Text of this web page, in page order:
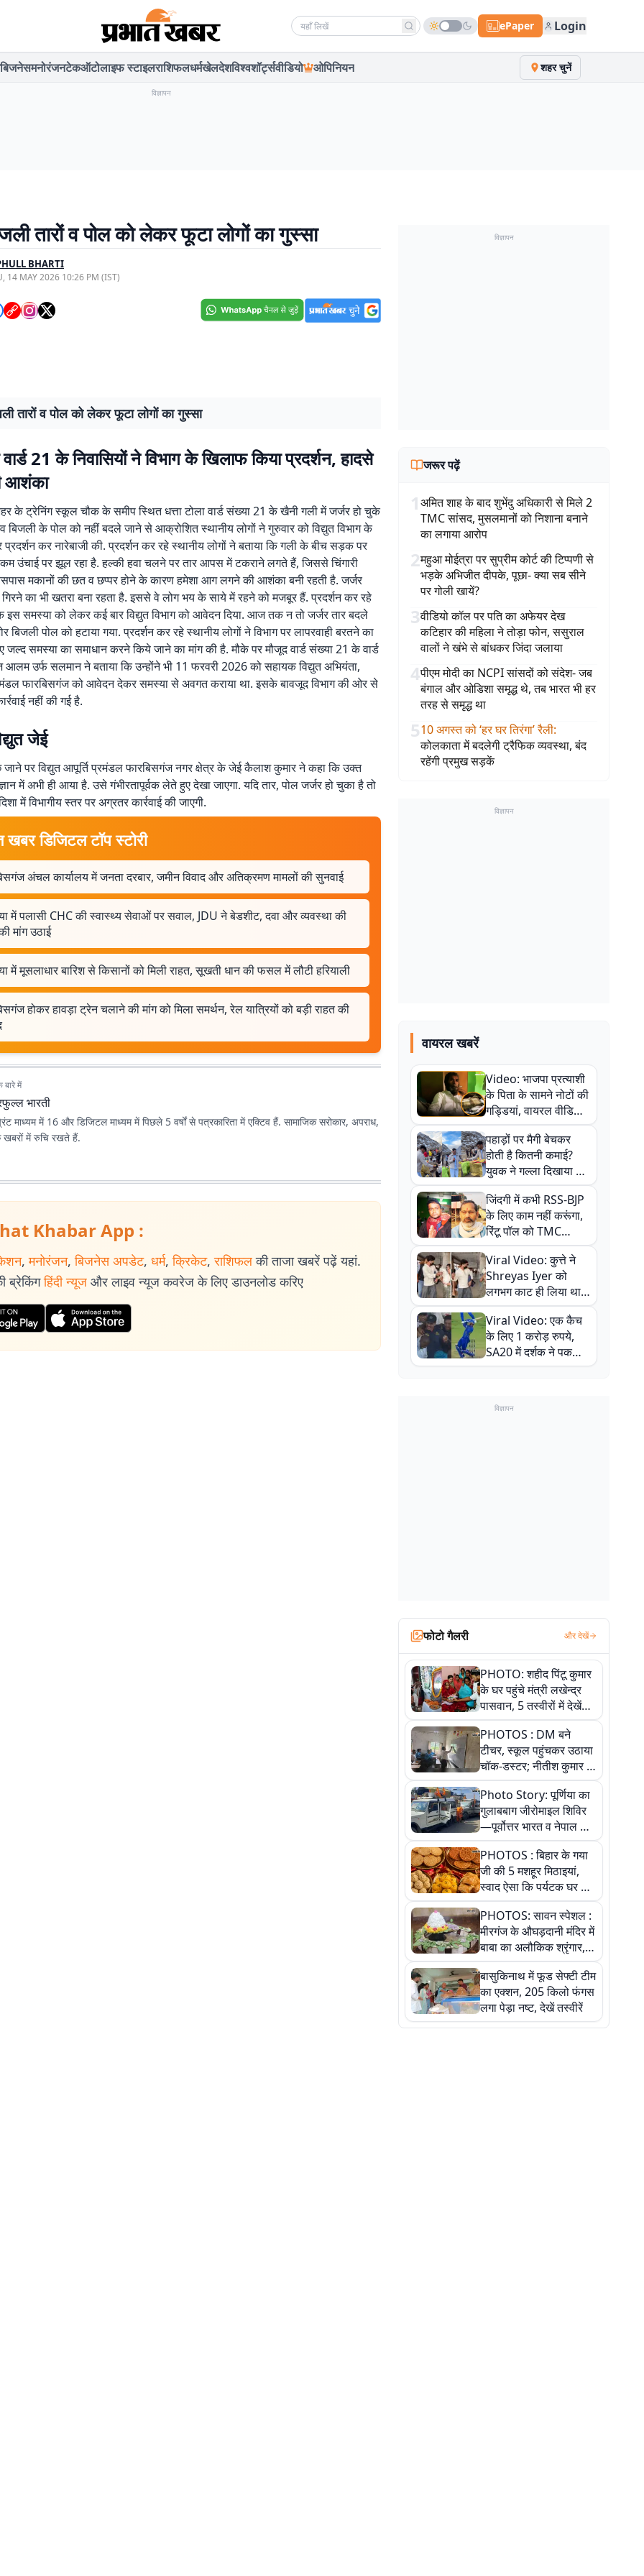
Search news ePaper Login
बिजनेसमनोरंजनटेकऑटोलाइफ स्टाइलराशिफलधर्मखेलदेशविश्वशॉर्ट्सवीडियो ओपिनियन शहर चुनें
विज्ञापन
तारों व पोल को लेकर फूटा लोगों का गुस्सा
BHARTI
14 MAY 2026 10:26 PM (IST)
तारों व पोल को लेकर फूटा लोगों का गुस्सा
वार्ड 21 के निवासियों ने विभाग के खिलाफ किया प्रदर्शन, हादसे
आशंका
के ट्रेनिंग स्कूल चौक के समीप स्थित धत्ता टोला वार्ड संख्या 21 के खैनी गली में जर्जर हो चुके
बिजली के पोल को नहीं बदले जाने से आक्रोशित स्थानीय लोगों ने गुरुवार को विद्युत विभाग के
कर नारेबाजी की. प्रदर्शन कर रहे स्थानीय लोगों ने बताया कि गली के बीच सड़क पर
उंचाई पर झूल रहा है. हल्की हवा चलने पर तार आपस में टकराने लगते हैं, जिससे चिंगारी
मकानों की छत व छप्पर होने के कारण हमेशा आग लगने की आशंका बनी रहती है. जर्जर
का भी खतरा बना रहता है. इससे वे लोग भय के साये में रहने को मजबूर हैं. प्रदर्शन कर रहे
इस समस्या को लेकर कई बार विद्युत विभाग को आवेदन दिया. आज तक न तो जर्जर तार बदले
बिजली पोल को हटाया गया. प्रदर्शन कर रहे स्थानीय लोगों ने विभाग पर लापरवाही बरतने का
जल्द समस्या का समाधान करने किये जाने का मांग की है. मौके पर मौजूद वार्ड संख्या 21 के वार्ड
आलम उर्फ सलमान ने बताया कि उन्होंने भी 11 फरवरी 2026 को सहायक विद्युत अभियंता,
फारबिसगंज को आवेदन देकर समस्या से अवगत कराया था. इसके बावजूद विभाग की ओर से
नहीं की गई है.
जेई
पर विद्युत आपूर्ति प्रमंडल फारबिसगंज नगर क्षेत्र के जेई कैलाश कुमार ने कहा कि उक्त
में अभी ही आया है. उसे गंभीरतापूर्वक लेते हुए देखा जाएगा. यदि तार, पोल जर्जर हो चुका है तो
में विभागीय स्तर पर अग्रतर कार्रवाई की जाएगी.
खबर डिजिटल टॉप स्टोरी
अंचल कार्यालय में जनता दरबार, जमीन विवाद और अतिक्रमण मामलों की सुनवाई
में पलासी CHC की स्वास्थ्य सेवाओं पर सवाल, JDU ने बेडशीट, दवा और व्यवस्था की
मांग उठाई
में मूसलाधार बारिश से किसानों को मिली राहत, सूखती धान की फसल में लौटी हरियाली
होकर हावड़ा ट्रेन चलाने की मांग को मिला समर्थन, रेल यात्रियों को बड़ी राहत की
में
भारती
माध्यम में 16 और डिजिटल माध्यम में पिछले 5 वर्षों से पत्रकारिता में एक्टिव हैं. सामाजिक सरोकार, अपराध,
खबरों में रुचि रखते हैं.
Khabar App :
, मनोरंजन, बिजनेस अपडेट, धर्म, क्रिकेट, राशिफल की ताजा खबरें पढ़ें यहां.
ब्रेकिंग हिंदी न्यूज और लाइव न्यूज कवरेज के लिए डाउनलोड करिए
विज्ञापन
जरूर पढ़ें
1अमित शाह के बाद शुभेंदु अधिकारी से मिले 2
TMC सांसद, मुसलमानों को निशाना बनाने
का लगाया आरोप
2महुआ मोईत्रा पर सुप्रीम कोर्ट की टिप्पणी से
भड़के अभिजीत दीपके, पूछा- क्या सब सीने
पर गोली खायें?
3वीडियो कॉल पर पति का अफेयर देख
कटिहार की महिला ने तोड़ा फोन, ससुराल
वालों ने खंभे से बांधकर जिंदा जलाया
4पीएम मोदी का NCPI सांसदों को संदेश- जब
बंगाल और ओडिशा समृद्ध थे, तब भारत भी हर
तरह से समृद्ध था
510 अगस्त को ‘हर घर तिरंगा’ रैली:
कोलकाता में बदलेगी ट्रैफिक व्यवस्था, बंद
रहेंगी प्रमुख सड़कें
विज्ञापन
वायरल खबरें
Video: भाजपा प्रत्याशी
के पिता के सामने नोटों की
गड्डियां, वायरल वीडियो
से राजनीति में उबाल,
अजित महतो बोले- TMC
की गंदी चाल
पहाड़ों पर मैगी बेचकर
होती है कितनी कमाई?
युवक ने गल्ला दिखाया तो
नौकरी वालों के खड़े हो गए
कान
जिंदगी में कभी RSS-BJP
के लिए काम नहीं करूंगा,
रिंटू पॉल को TMC
ऑफिस में ले जाकर पीटा,
Video वायरल
Viral Video: कुत्ते ने
Shreyas Iyer को
लगभग काट ही लिया था,
न्यूजीलैंड सीरीज से पहले
बाल-बाल बचे
Viral Video: एक कैच
के लिए 1 करोड़ रुपये,
SA20 में दर्शक ने पकड़ा
एक हाथ से गजब का कैच
विज्ञापन
फोटो गैलरी और देखें
PHOTO: शहीद पिंटू कुमार
के घर पहुंचे मंत्री लखेन्द्र
पासवान, 5 तस्वीरों में देखें
उस भावुक पल की पूरी
कहानी
PHOTOS : DM बने
टीचर, स्कूल पहुंचकर उठाया
चॉक-डस्टर; नीतीश कुमार के
इस चहेते अधिकारी को
जानिए
Photo Story: पूर्णिया का
गुलाबबाग जीरोमाइल शिविर
—पूर्वोत्तर भारत व नेपाल के
कांवरियों का प्रमुख सेवा धाम
PHOTOS : बिहार के गया
जी की 5 मशहूर मिठाइयां,
स्वाद ऐसा कि पर्यटक घर ले
जाना नहीं भूलते, तस्वीरों में
देखें
PHOTOS: सावन स्पेशल :
मीरगंज के औघड़दानी मंदिर में
बाबा का अलौकिक श्रृंगार,
तस्वीरों में देखें महादेव के कई
मनमोहक स्वरूप
बासुकिनाथ में फूड सेफ्टी टीम
का एक्शन, 205 किलो फंगस
लगा पेड़ा नष्ट, देखें तस्वीरें